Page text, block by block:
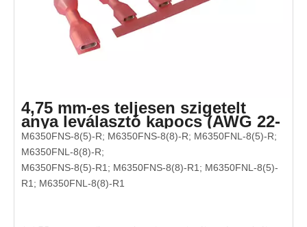
4,75 mm-es teljesen szigetelt
anya leválasztó kapocs (AWG 22-
18)
M6350FNS-8(5)-R; M6350FNS-8(8)-R; M6350FNL-8(5)-R;
M6350FNL-8(8)-R;
M6350FNS-8(5)-R1; M6350FNS-8(8)-R1; M6350FNL-8(5)-
R1; M6350FNL-8(8)-R1